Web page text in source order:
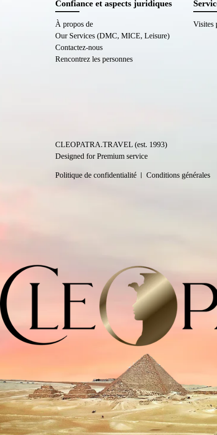
Confiance et aspects juridiques
À propos de
Our Services (DMC, MICE, Leisure)
Contactez-nous
Rencontrez les personnes
Visites
CLEOPATRA.TRAVEL (est. 1993)
Designed for Premium service
Politique de confidentialité Conditions générales